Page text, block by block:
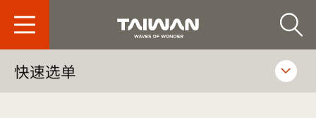
台旅会北京办事
快速选单